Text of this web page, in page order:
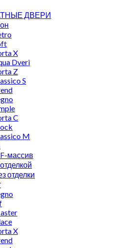
ДВЕРИ
X
Dveri
Z
S
C
M
массив
отделки
X